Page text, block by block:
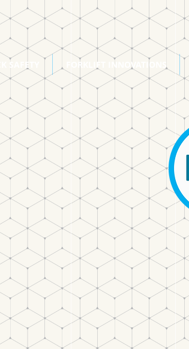
SAFETY FORKLIFT INNOVATIONS